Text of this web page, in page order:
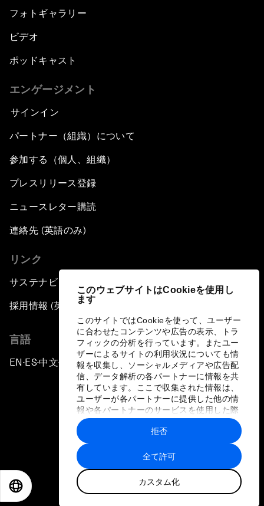
このウェブサイトはCookieを使用し
ます
このサイトではCookieを使って、ユーザー
に合わせたコンテンツや広告の表示、トラ
フィックの分析を行っています。またユー
ザーによるサイトの利用状況についても情
報を収集し、ソーシャルメディアや広告配
信、データ解析の各パートナーに情報を共
有しています。ここで収集された情報は、
ユーザーが各パートナーに提供した他の情
報や各パートナーのサービスを使用した際
に収集された情報と組み合わされ、各パー
トナーによって使用されることがありま
す。
全て許可
カスタム化
拒否
フォトギャラリー
ビデオ
ポッドキャスト
エンゲージメント
サインイン
パートナー（組織）について
参加する（個人、組織）
プレスリリース登録
ニュースレター購読
連絡先 (英語のみ)
リンク
サステナビリティへの取り組み
採用情報 (英語のみ)
言語
EN ▪ES▪中文▪ 日本語
プライバシーポリシーと利用規約
サイトマップ
©
世界経済フォーラム